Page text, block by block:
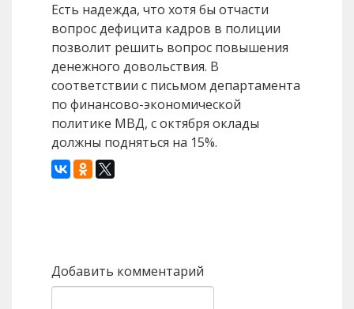
Есть надежда, что хотя бы отчасти
вопрос дефицита кадров в полиции
позволит решить вопрос повышения
денежного довольствия. В
соответствии с письмом департамента
по финансово-экономической
политике МВД, с октября оклады
должны подняться на 15%.
Добавить комментарий